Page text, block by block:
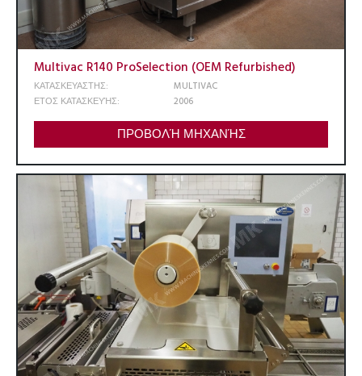
Multivac R140 ProSelection (OEM Refurbished)
ΚΑΤΑΣΚΕΥΑΣΤΗΣ:
MULTIVAC
ΕΤΟΣ ΚΑΤΑΣΚΕΥΉΣ:
2006
ΠΡΟΒΟΛΉ ΜΗΧΑΝΉΣ